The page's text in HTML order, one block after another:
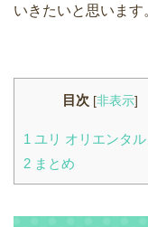
いきたいと思います
目次 [非表示]
1 ユリ オリエンタ
2 まとめ